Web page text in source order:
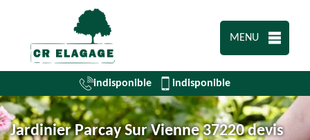
MENU
indisponible indisponible
Jardinier Parcay Sur Vienne 37220 devis